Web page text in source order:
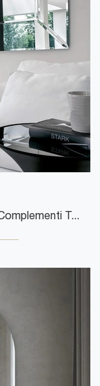
Desideri completare i tuoi interni con i Complementi Tonin Casa? Ti presentiamo differenti modelli di specchi senza cornice come Specchio Costantia.